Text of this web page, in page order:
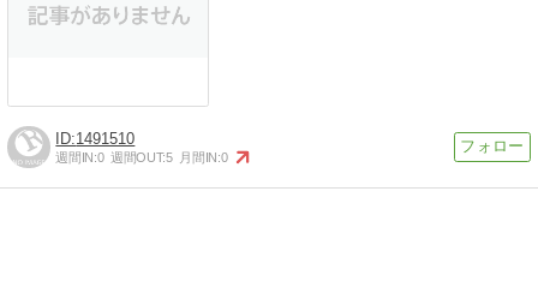
1491510
週間IN:0 週間OUT:5 月間IN:0